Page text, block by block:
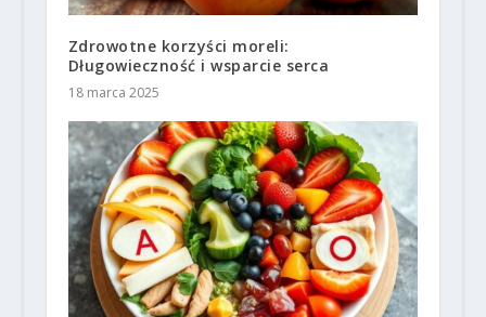
Zdrowotne korzyści moreli:
Długowieczność i wsparcie serca
18 marca 2025